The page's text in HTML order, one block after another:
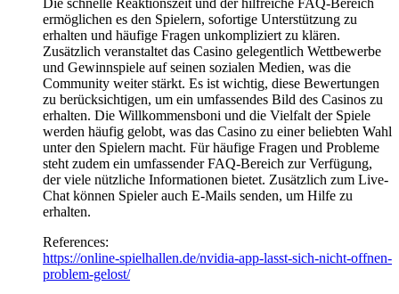
ermöglichen es den Spielern, sofortige Unterstützung zu
erhalten und häufige Fragen unkompliziert zu klären.
Zusätzlich veranstaltet das Casino gelegentlich Wettbewerbe
und Gewinnspiele auf seinen sozialen Medien, was die
Community weiter stärkt. Es ist wichtig, diese Bewertungen
zu berücksichtigen, um ein umfassendes Bild des Casinos zu
erhalten. Die Willkommensboni und die Vielfalt der Spiele
werden häufig gelobt, was das Casino zu einer beliebten Wahl
unter den Spielern macht. Für häufige Fragen und Probleme
steht zudem ein umfassender FAQ-Bereich zur Verfügung,
der viele nützliche Informationen bietet. Zusätzlich zum Live-
Chat können Spieler auch E-Mails senden, um Hilfe zu
erhalten.
References:
https://online-spielhallen.de/nvidia-app-lasst-sich-nicht-offnen-
problem-gelost/